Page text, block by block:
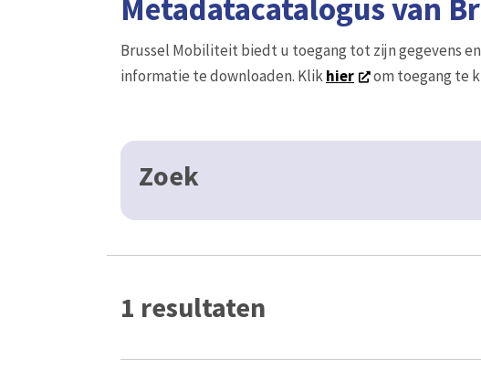
Metadatacatalogus van
Brussel Mobiliteit biedt u toegang tot zijn gegevens
informatie te downloaden. Klikhier om toegang te
Zoek
1 resultaten